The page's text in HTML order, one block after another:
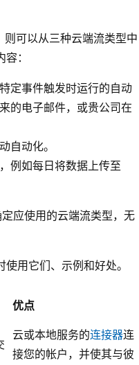
可以从三种云端流类型中
：
定事件触发时运行的自动
的电子邮件，或贵公司在
自动化。
例如每日将数据上传至
应使用的云端流类型，无
用它们、示例和好处。
优点
云或本地服务的连接器连
接您的帐户，并使其与彼